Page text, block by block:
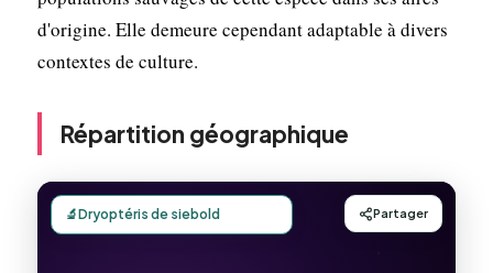
d'origine. Elle demeure cependant adaptable à divers
contextes de culture.
Répartition géographique